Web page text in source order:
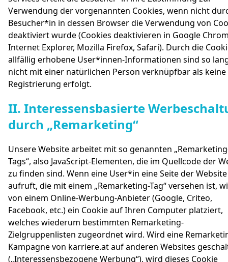
Verwendung der vorgenannten Cookies, wenn nicht
Besucher*in in dessen Browser die Verwendung von
deaktiviert wurde (Cookies deaktivieren in Google
Internet Explorer, Mozilla Firefox, Safari). Durch die
allfällig erhobene User*innen-Informationen sind so
nicht mit einer natürlichen Person verknüpfbar als keine
Registrierung erfolgt.
II. Interessensbasierte
durch „Remarketing“#
Unsere Website arbeitet mit so genannten
Tags“, also JavaScript-Elementen, die im Quellcode der
zu finden sind. Wenn eine User*in eine Seite der Website
aufruft, die mit einem „Remarketing-Tag“ versehen ist,
von einem Online-Werbung-Anbieter (Google, Criteo,
Facebook, etc.) ein Cookie auf Ihren Computer platziert,
welches wiederum bestimmten Remarketing-
Zielgruppenlisten zugeordnet wird. Wird eine
Kampagne von karriere.at auf anderen Websites
(„Interessensbezogene Werbung“), wird dieses Cookie